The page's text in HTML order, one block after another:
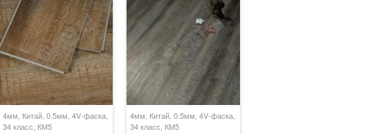
4мм, Китай, 0.5мм, 4V-фаска,
34 класс, КМ5
4мм, Китай, 0.5мм, 4V-фаска,
34 класс, КМ5